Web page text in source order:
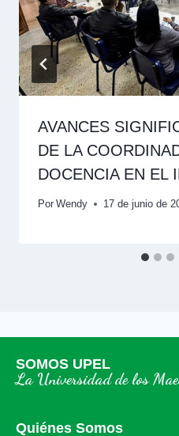
AVANCES
DE LA
DOCENCIA EN EL
Por Wendy 17 de junio de
SOMOS UPEL
La Universidad de los
Quiénes Somos